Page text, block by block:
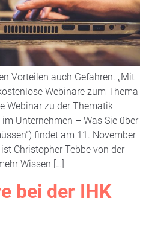
Vorteilen auch Gefahren. „Mit
Webinare zum Thema
Webinar zu der Thematik
Unternehmen – Was Sie über
findet am 11. November
Christopher Tebbe von der
Wissen […]
bei der IHK